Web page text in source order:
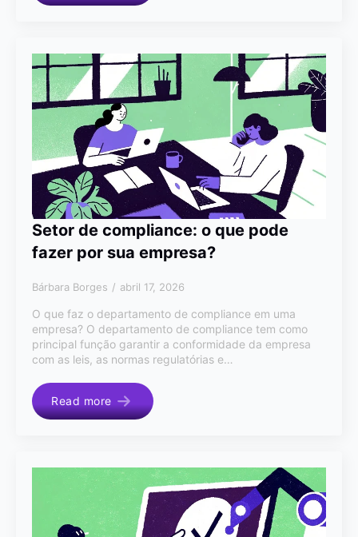
Setor de compliance: o que pode
fazer por sua empresa?
Bárbara Borges abril 17, 2026
O que faz o departamento de compliance em uma
empresa? O departamento de compliance tem como
principal função garantir a conformidade da empresa
com as leis, as normas regulatórias e…
Read more